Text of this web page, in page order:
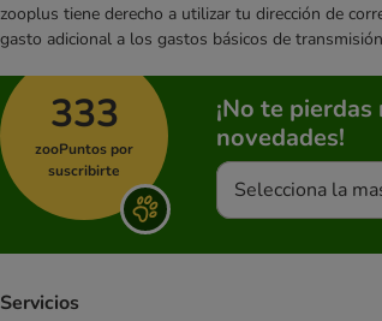
zooplus tiene derecho a utilizar tu dirección de
gasto adicional a los gastos básicos de
333
zooPuntos por
suscribirte
¡No te
novedades!
Selecciona la
Servicios